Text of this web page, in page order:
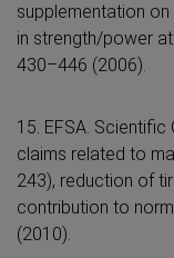
supplementation
in strength/power
430–446 (2006).
15. EFSA.
claims related to
243), reduction of
contribution to
(2010).